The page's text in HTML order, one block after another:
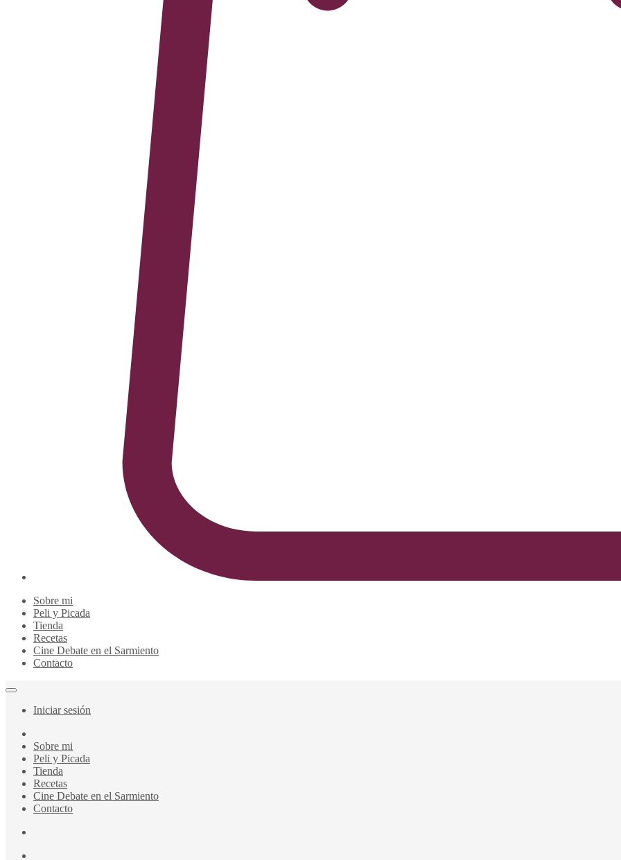
Sobre mi
Peli y Picada
Tienda
Recetas
Cine Debate en el Sarmiento
Contacto
Iniciar sesión
Sobre mi
Peli y Picada
Tienda
Recetas
Cine Debate en el Sarmiento
Contacto